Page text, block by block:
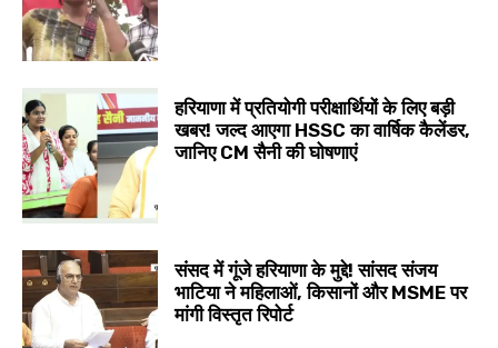
हरियाणा में प्रतियोगी परीक्षार्थियों के लिए बड़ी
खबर! जल्द आएगा HSSC का वार्षिक कैलेंडर,
जानिए CM सैनी की घोषणाएं
संसद में गूंजे हरियाणा के मुद्दे! सांसद संजय
भाटिया ने महिलाओं, किसानों और MSME पर
मांगी विस्तृत रिपोर्ट